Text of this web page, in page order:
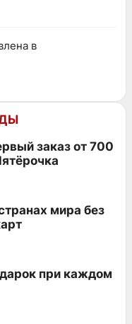
в
заказ от 700
мира без
при каждом